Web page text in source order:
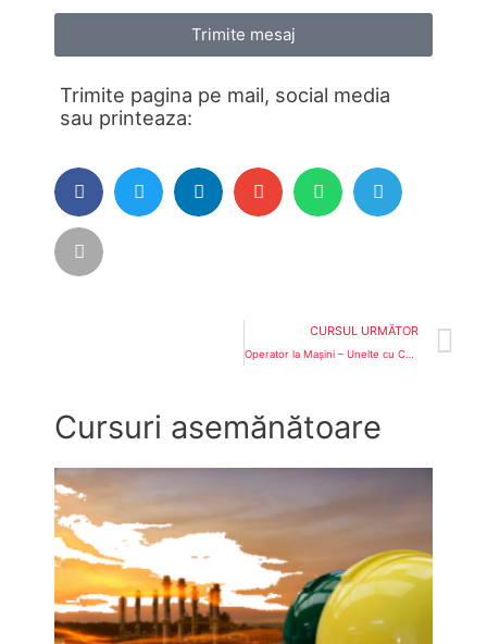
Trimite mesaj
Trimite pagina pe mail, social media
sau printeaza:
CURSUL URMĂTOR
Operator la Mașini – Unelte cu Comandă Numerică
Cursuri asemănătoare